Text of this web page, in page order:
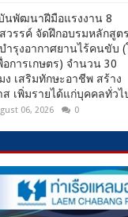
นพัฒนาฝีมือแรงงาน 8
วรรค์ จัดฝึกอบรมหลักสูต
ำรุงอากาศยานไร้คนขับ (
อการเกษตร) จำนวน 30
ง เสริมทักษะอาชีพ สร้าง
ส เพิ่มรายได้แก่บุคคลทั่วไ
06, 2026 0